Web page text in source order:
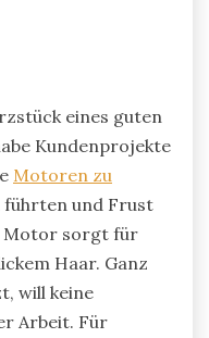
eines guten
Kundenprojekte
Motoren zu
führten und Frust
Motor sorgt für
Haar. Ganz
will keine
Arbeit. Für